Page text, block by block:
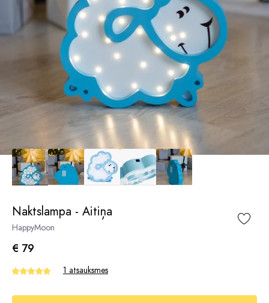
Naktslampa - Aitiņa
HappyMoon
€ 79
1 atsauksmes